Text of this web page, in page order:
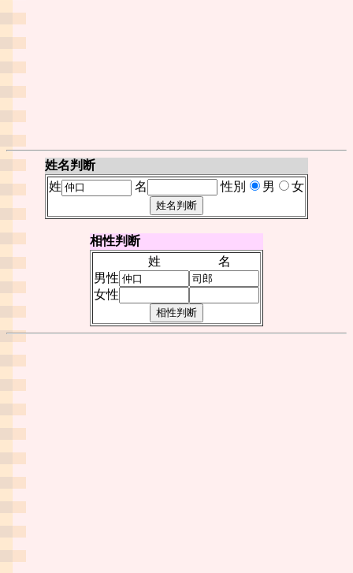
姓名判断
姓
名 性別 男 女
相性判断
姓
名
男性
女性